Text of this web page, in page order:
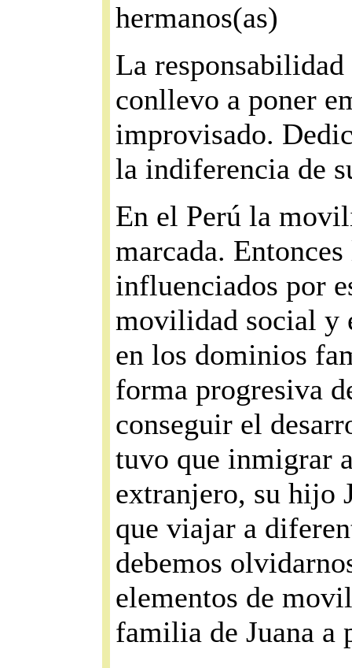
hermanos(as)
La
conllevo a poner
improvisado.
la indiferencia de
En el Perú la
marcada.
influenciados por
movilidad social y
en los dominios
forma progresiva
conseguir el
tuvo que inmigrar
extranjero, su hijo
que viajar a
debemos
elementos de
familia de Juana a